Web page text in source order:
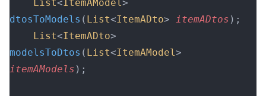
    List
<ItemAModel>
dtosToModels ( List<ItemADto> itemADtos );
    List
<ItemADto>
modelsToDtos ( List<ItemAModel
itemAModels );